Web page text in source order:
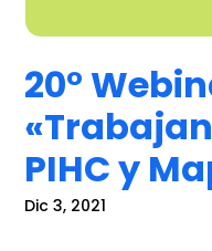
20°
PIHC y
Dic 3, 2021